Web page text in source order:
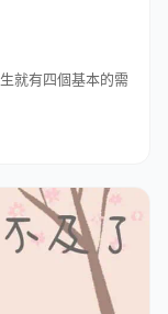
就有四個基本的需